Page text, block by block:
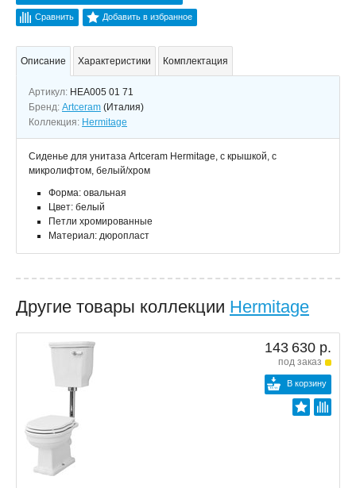
Сравнить Добавить в избранное
Описание Характеристики Комплектация
Артикул: HEA005 01 71
Бренд: Artceram (Италия)
Коллекция: Hermitage
Сиденье для унитаза Artceram Hermitage, с крышкой, с
микролифтом, белый/хром
Форма: овальная
Цвет: белый
Петли хромированные
Материал: дюропласт
Другие товары коллекции Hermitage
143 630 р.
под заказ
В корзину